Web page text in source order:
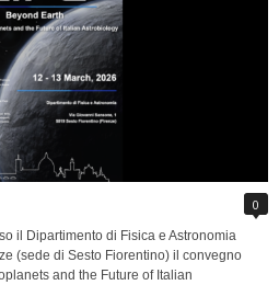
0
il Dipartimento di Fisica e Astronomia
(sede di Sesto Fiorentino) il convegno
and the Future of Italian